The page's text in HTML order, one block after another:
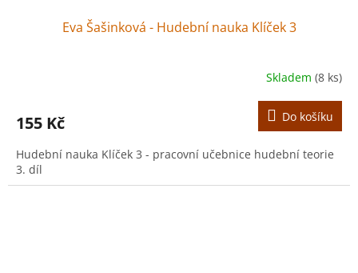
Eva Šašinková - Hudební nauka Klíček 3
Skladem (8 ks)
155 Kč Do košíku
Hudební nauka Klíček 3 - pracovní učebnice hudební teorie
3. díl